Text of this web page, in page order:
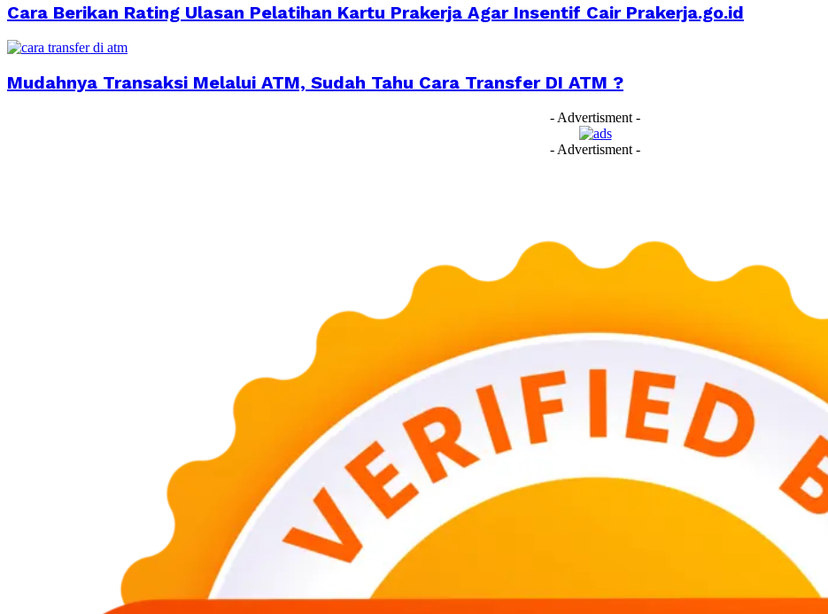
Cara Berikan Rating Ulasan Pelatihan Kartu Prakerja Agar Insentif Cair Prakerja.go.id
Mudahnya Transaksi Melalui ATM, Sudah Tahu Cara Transfer DI ATM ?
- Advertisment -
- Advertisment -